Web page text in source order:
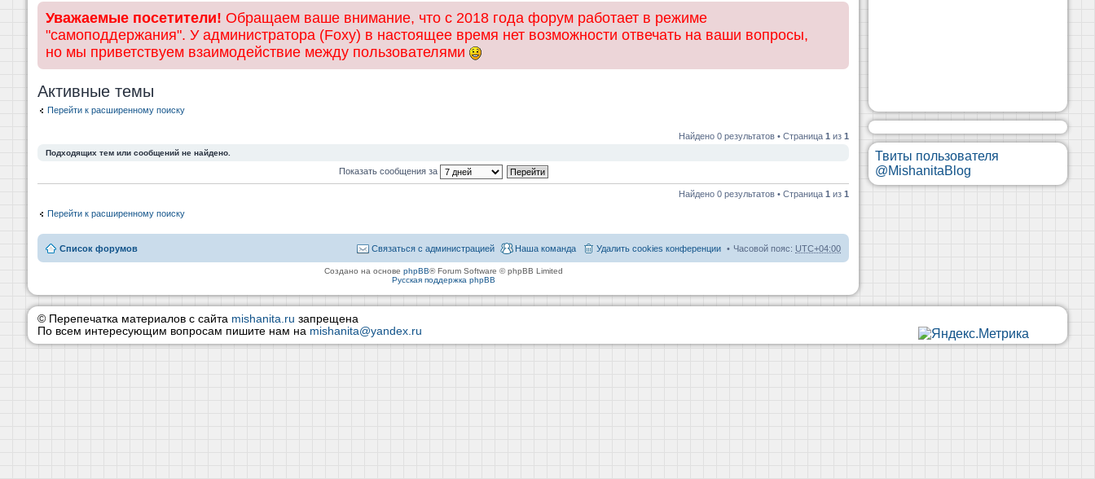
Уважаемые посетители! Обращаем ваше внимание, что с 2018 года форум работает в режиме
"самоподдержания". У администратора (Foxy) в настоящее время нет возможности отвечать на ваши вопросы,
но мы приветствуем взаимодействие между пользователями
Активные темы
Перейти к расширенному поиску
Найдено 0 результатов • Страница 1 из 1
Подходящих тем или сообщений не найдено.
Показать сообщения за
Найдено 0 результатов • Страница 1 из 1
Перейти к расширенному поиску
Список форумов Часовой пояс: UTC+04:00
Удалить cookies конференции
Наша команда
Связаться с администрацией
Создано на основе phpBB® Forum Software © phpBB Limited
Русская поддержка phpBB
Твиты пользователя
@MishanitaBlog
© Перепечатка материалов с сайта mishanita.ru запрещена
По всем интересующим вопросам пишите нам на mishanita@yandex.ru